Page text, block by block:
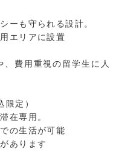
ーも守られる設計。
エリアに設置
、費用重視の留学生に人
定）
在専用。
の生活が可能
あります